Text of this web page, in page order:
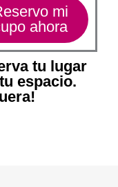
mi
ahora​
tu lugar
espacio.